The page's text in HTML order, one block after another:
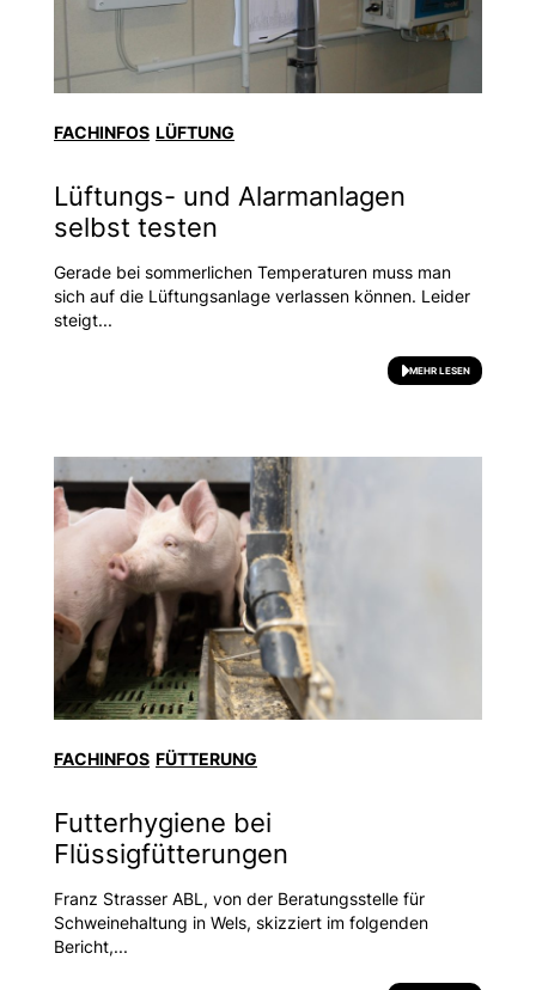
FACHINFOS LÜFTUNG
Lüftungs- und Alarmanlagen
selbst testen
Gerade bei sommerlichen Temperaturen muss man
sich auf die Lüftungsanlage verlassen können. Leider
steigt...
MEHR LESEN
FACHINFOS FÜTTERUNG
Futterhygiene bei
Flüssigfütterungen
Franz Strasser ABL, von der Beratungsstelle für
Schweinehaltung in Wels, skizziert im folgenden
Bericht,...